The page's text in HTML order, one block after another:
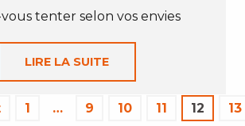
vous tenter selon vos envies
LIRE LA SUITE
1 … 9 10 11 12 13